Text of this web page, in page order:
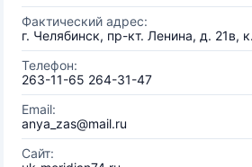
Фактический адрес:
г. Челябинск, пр-кт. Ленина, д. 21в,
Телефон:
263-11-65 264-31-47
Email:
anya_zas@mail.ru
Сайт: